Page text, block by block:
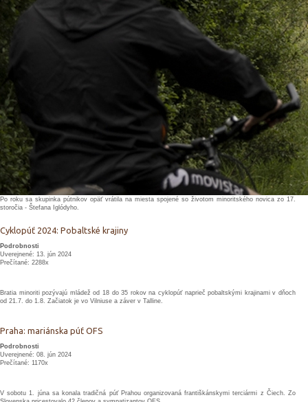
Po roku sa skupinka pútnikov opäť vrátila na miesta spojené so životom minoritského novica zo 17.
storočia - Štefana Iglódyho.
Cyklopúť 2024: Pobaltské krajiny
Podrobnosti
Uverejnené: 13. jún 2024
Prečítané: 2288x
Bratia minoriti pozývajú mládež od 18 do 35 rokov na cyklopúť naprieč pobaltskými krajinami v dňoch
od 21.7. do 1.8. Začiatok je vo Vilniuse a záver v Talline.
Praha: mariánska púť OFS
Podrobnosti
Uverejnené: 08. jún 2024
Prečítané: 1170x
V sobotu 1. júna sa konala tradičná púť Prahou organizovaná františkánskymi terciármi z Čiech. Zo